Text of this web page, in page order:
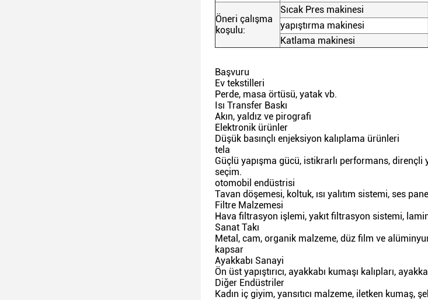
Öneri çalışma
koşulu:
Sıcak Pres makinesi
yapıştırma makinesi
Katlama makinesi
Başvuru
Ev tekstilleri
Perde, masa örtüsü, yatak vb.
Isı Transfer Baskı
Akın, yaldız ve pirografi
Elektronik ürünler
Düşük basınçlı enjeksiyon kalıplama ürünleri
tela
Güçlü yapışma gücü, istikrarlı performans, dirençli
seçim.
otomobil endüstrisi
Tavan döşemesi, koltuk, ısı yalıtım sistemi, ses
Filtre Malzemesi
Hava filtrasyon işlemi, yakıt filtrasyon sistemi,
Sanat Takı
Metal, cam, organik malzeme, düz film ve
kapsar
Ayakkabı Sanayi
Ön üst yapıştırıcı, ayakkabı kumaşı kalıpları,
Diğer Endüstriler
Kadın iç giyim, yansıtıcı malzeme, iletken kumaş,